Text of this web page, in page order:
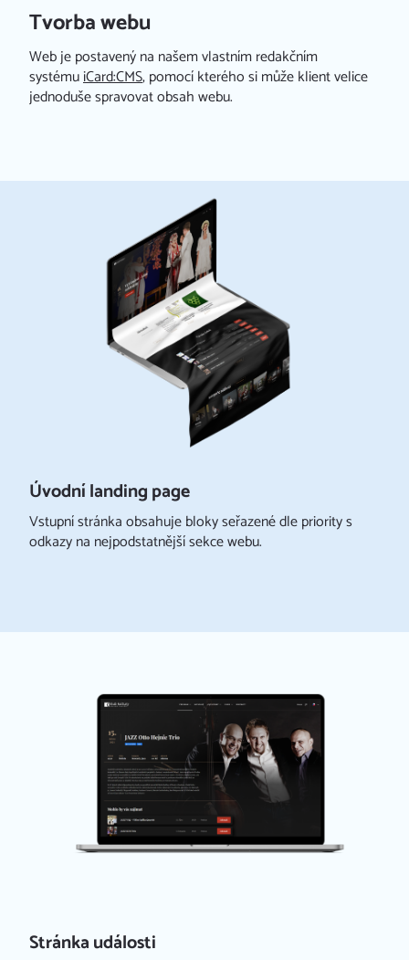
Tvorba webu​
Web je postavený na našem vlastním redakčním
systémuiCard:CMS, pomocí kterého si může klient velice
jednoduše spravovat obsah webu.
Úvodní landing page
Vstupní stránka obsahuje bloky seřazené dle priority s
odkazy na nejpodstatnější sekce webu.
Stránka události